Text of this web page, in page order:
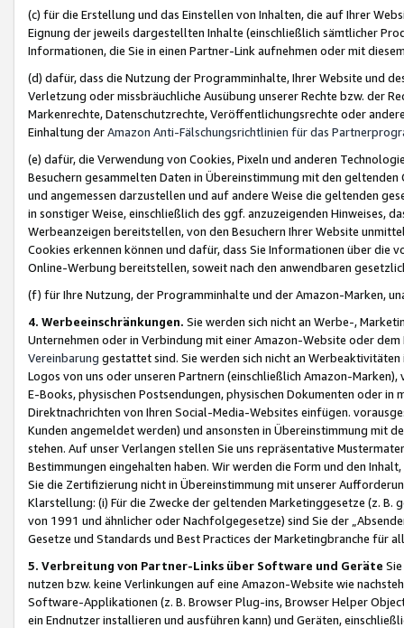
(c) für die Erstellung und das Einstellen von Inhalten, die auf Ihrer
Eignung der jeweils dargestellten Inhalte (einschließlich sämtlicher
Informationen, die Sie in einen Partner-Link aufnehmen oder mit
(d) dafür, dass die Nutzung der Programminhalte, Ihrer Website und
Verletzung oder missbräuchliche Ausübung unserer Rechte bzw. der
Markenrechte, Datenschutzrechte, Veröffentlichungsrechte oder
Einhaltung derAmazon Anti-Fälschungsrichtlinien für das
(e) dafür, die Verwendung von Cookies, Pixeln und anderen
Besuchern gesammelten Daten in Übereinstimmung mit den
und angemessen darzustellen und auf andere Weise die geltenden
in sonstiger Weise, einschließlich des ggf. anzuzeigenden Hinweises,
Werbeanzeigen bereitstellen, von den Besuchern Ihrer Website
Cookies erkennen können und dafür, dass Sie Informationen über die
Online-Werbung bereitstellen, soweit nach den anwendbaren
(f) für Ihre Nutzung, der Programminhalte und der Amazon-Marken,
4. Werbeeinschränkungen. Sie werden sich nicht an Werbe-,
Unternehmen oder in Verbindung mit einer Amazon-Website oder
Vereinbarung gestattet sind. Sie werden sich nicht an
Logos von uns oder unseren Partnern (einschließlich Amazon-
E-Books, physischen Postsendungen, physischen Dokumenten oder in
Direktnachrichten von Ihren Social-Media-Websites einfügen.
Kunden angemeldet werden) und ansonsten in Übereinstimmung mit
stehen. Auf unser Verlangen stellen Sie uns repräsentative
Bestimmungen eingehalten haben. Wir werden die Form und den
Sie die Zertifizierung nicht in Übereinstimmung mit unserer
Klarstellung: (i) Für die Zwecke der geltenden Marketinggesetze (z. B.
von 1991 und ähnlicher oder Nachfolgegesetze) sind Sie der
Gesetze und Standards und Best Practices der Marketingbranche für
5. Verbreitung von Partner-Links über Software und Geräte
nutzen bzw. keine Verlinkungen auf eine Amazon-Website wie
Software-Applikationen (z. B. Browser Plug-ins, Browser Helper
ein Endnutzer installieren und ausführen kann) und Geräten,